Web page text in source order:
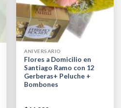
ANIVERSARIO
Flores a Domicilio en
Santiago Ramo con 12
Gerberas+ Peluche +
Bombones